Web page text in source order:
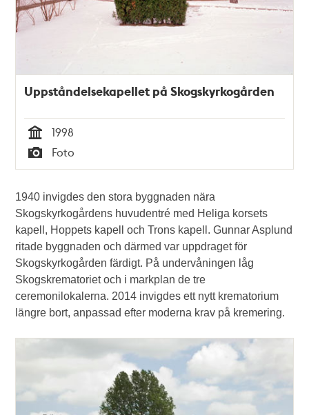
Uppståndelsekapellet på Skogskyrkogården
Tid
1998
Typ
Foto
1940 invigdes den stora byggnaden nära
Skogskyrkogårdens huvudentré med Heliga korsets
kapell, Hoppets kapell och Trons kapell. Gunnar Asplund
ritade byggnaden och därmed var uppdraget för
Skogskyrkogården färdigt. På undervåningen låg
Skogskrematoriet och i markplan de tre
ceremonilokalerna. 2014 invigdes ett nytt krematorium
längre bort, anpassad efter moderna krav på kremering.